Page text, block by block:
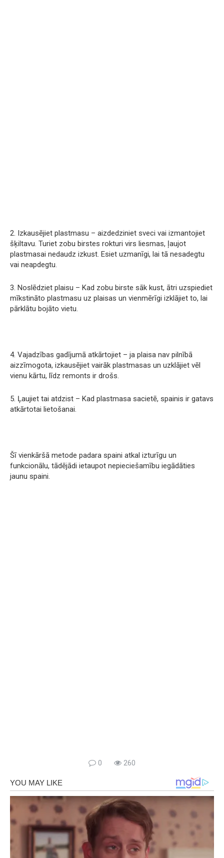
2. Izkausējiet plastmasu – aizdedziniet sveci vai izmantojiet
šķiltavu. Turiet zobu birstes rokturi virs liesmas, ļaujot
plastmasai nedaudz izkust. Esiet uzmanīgi, lai tā nesadegtu
vai neapdegtu.
3. Noslēdziet plaisu – Kad zobu birste sāk kust, ātri uzspiediet
mīkstināto plastmasu uz plaisas un vienmērīgi izklājiet to, lai
pārklātu bojāto vietu.
4. Vajadzības gadījumā atkārtojiet – ja plaisa nav pilnībā
aizzīmogota, izkausējiet vairāk plastmasas un uzklājiet vēl
vienu kārtu, līdz remonts ir drošs.
5. Ļaujiet tai atdzist – Kad plastmasa sacietē, spainis ir gatavs
atkārtotai lietošanai.
Šī vienkāršā metode padara spaini atkal izturīgu un
funkcionālu, tādējādi ietaupot nepieciešamību iegādāties
jaunu spaini.
0 260